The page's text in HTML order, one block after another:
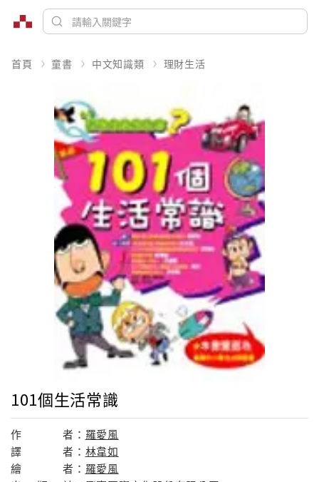
首頁 童書 中文知識類 理財生活
101個生活常識
作 者： 羅愛風
譯
者： 林韋如
繪
者： 羅愛風